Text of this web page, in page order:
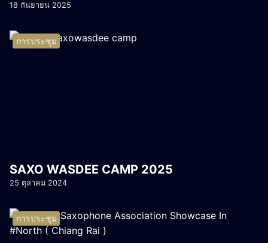
18 กันยายน 2025
การประชุม
SAXO WASDEE CAMP 2025
25 ตุลาคม 2024
การประชุม